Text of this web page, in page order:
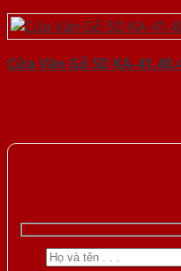
Cửa Vân Gỗ 5D KA-